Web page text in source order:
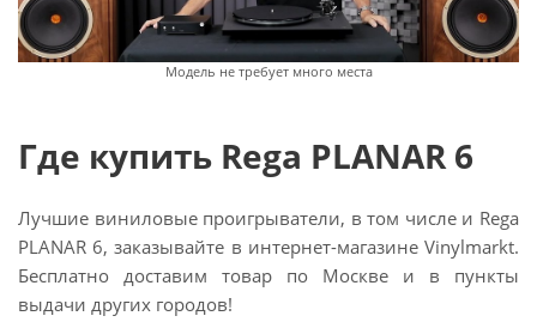
Модель не требует много места
Где купить Rega PLANAR 6
Лучшие виниловые проигрыватели, в том числе и Rega
PLANAR 6, заказывайте в интернет-магазине Vinylmarkt.
Бесплатно доставим товар по Москве и в пункты
выдачи других городов!